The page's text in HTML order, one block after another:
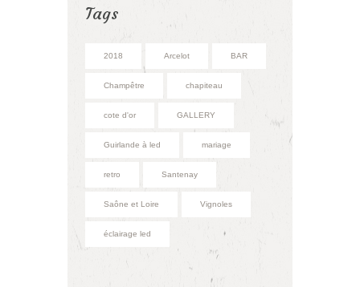
Tags
2018 Arcelot BAR
Champêtre chapiteau
cote d'or GALLERY
Guirlande à led mariage
retro Santenay
Saône et Loire Vignoles
éclairage led